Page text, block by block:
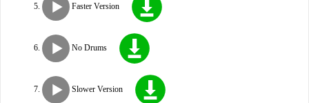
Faster Version
No Drums
Slower Version